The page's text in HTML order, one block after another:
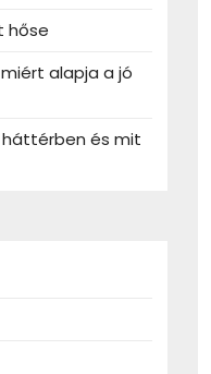
hőse
alapja a jó
és mit